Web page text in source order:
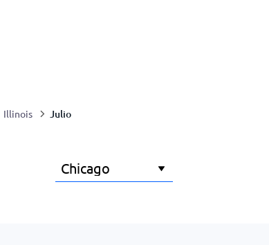
Illinois Julio